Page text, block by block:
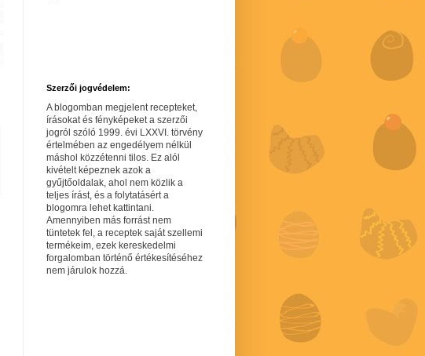
Szerzői jogvédelem:
A blogomban megjelent recepteket,
írásokat és fényképeket a szerzői
jogról szóló 1999. évi LXXVI. törvény
értelmében az engedélyem nélkül
máshol közzétenni tilos. Ez alól
kivételt képeznek azok a
gyűjtőoldalak, ahol nem közlik a
teljes írást, és a folytatásért a
blogomra lehet kattintani.
Amennyiben más forrást nem
tüntetek fel, a receptek saját szellemi
termékeim, ezek kereskedelmi
forgalomban történő értékesítéséhez
nem járulok hozzá.